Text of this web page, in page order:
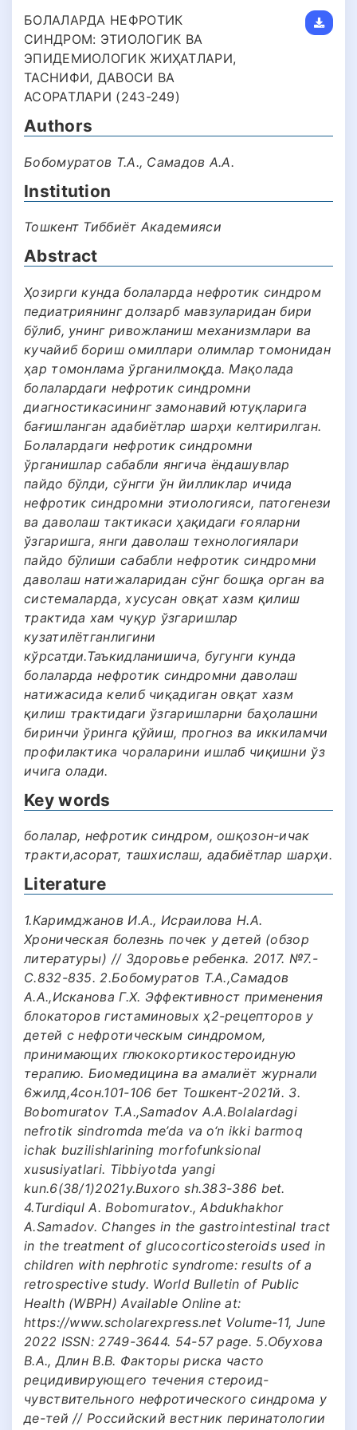
БОЛАЛАРДА НЕФРОТИК
СИНДРОМ: ЭТИОЛОГИК ВА
ЭПИДЕМИОЛОГИК ЖИҲАТЛАРИ,
ТАСНИФИ, ДАВОСИ ВА
АСОРАТЛАРИ (243-249)
Authors
Бобомуратов Т.А., Самадов А.А.
Institution
Тошкент Тиббиёт Академияси
Abstract
Ҳозирги кунда болаларда нефротик синдром
педиатриянинг долзарб мавзуларидан бири
бўлиб, унинг ривожланиш механизмлари ва
кучайиб бориш омиллари олимлар томонидан
ҳар томонлама ўрганилмоқда. Мақолада
болалардаги нефротик синдромни
диагностикасининг замонавий ютуқларига
бағишланган адабиётлар шарҳи келтирилган.
Болалардаги нефротик синдромни
ўрганишлар сабабли янгича ёндашувлар
пайдо бўлди, сўнгги ўн йилликлар ичида
нефротик синдромни этиологияси, патогенези
ва даволаш тактикаси ҳақидаги ғояларни
ўзгаришга, янги даволаш технологиялари
пайдо бўлиши сабабли нефротик синдромни
даволаш натижаларидан сўнг бошқа орган ва
системаларда, хусусан овқат хазм қилиш
трактида хам чуқур ўзгаришлар
кузатилётганлигини
кўрсатди.Таъкидланишича, бугунги кунда
болаларда нефротик синдромни даволаш
натижасида келиб чиқадиган овқат хазм
қилиш трактидаги ўзгаришларни баҳолашни
биринчи ўринга қўйиш, прогноз ва иккиламчи
профилактика чораларини ишлаб чиқишни ўз
ичига олади.
Key words
болалар, нефротик синдром, ошқозон-ичак
тракти,асорат, ташхислаш, адабиётлар шарҳи.
Literature
1.Каримджанов И.А., Исраилова Н.А.
Хроническая болезнь почек у детей (обзор
литературы) // Здоровье ребенка. 2017. №7.-
С.832-835. 2.Бобомуратов Т.А.,Самадов
А.А.,Исканова Г.Х. Эффективност применения
блокаторов гистаминовых ҳ2-рецепторов у
детей с нефротическым синдромом,
принимающих глюкокортикостероидную
терапию. Биомедицина ва амалиёт журнали
6жилд,4сон.101-106 бет Тошкент-2021й. 3.
Bobomuratov T.A.,Samadov A.A.Bolalardagi
nefrotik sindromda me’da va o‘n ikki barmoq
ichak buzilishlarining morfofunksional
xususiyatlari. Tibbiyotda yangi
kun.6(38/1)2021y.Buxoro sh.383-386 bet.
4.Turdiqul A. Bobomuratov., Abdukhakhor
A.Samadov. Changes in the gastrointestinal tract
in the treatment of glucocorticosteroids used in
children with nephrotic syndrome: results of a
retrospective study. World Bulletin of Public
Health (WBPH) Available Online at:
https://www.scholarexpress.net Volume-11, June
2022 ISSN: 2749-3644. 54-57 page. 5.Обухова
В.А., Длин В.В. Факторы риска часто
рецидивирующего течения стероид-
чувствительного нефротического синдрома у
де-тей // Российский вестник перинатологии